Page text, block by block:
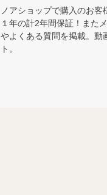
ノアショップで購入のお
１年の計2年間保証！また
やよくある質問を掲載。動
ト。